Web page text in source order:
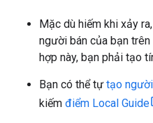
Mặc dù hiếm khi xảy
người bán của bạn
hợp này, bạn phải tạo
Bạn có thể tự tạo
kiếm điểm Local Guide